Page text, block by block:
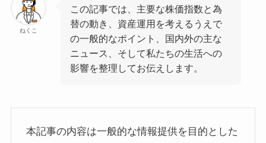
ねくこ
この記事では、主要な株価指数と為
替の動き、資産運用を考えるうえで
の一般的なポイント、国内外の主な
ニュース、そして私たちの生活への
影響を整理してお伝えします。
本記事の内容は一般的な情報提供を目的とした